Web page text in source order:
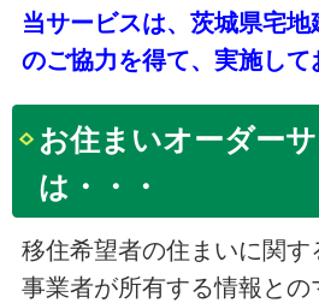
当サービスは、茨城県宅
のご協力を得て、実施して
お住まいオーダー
は・・・
移住希望者の住まいに関す
事業者が所有する情報との